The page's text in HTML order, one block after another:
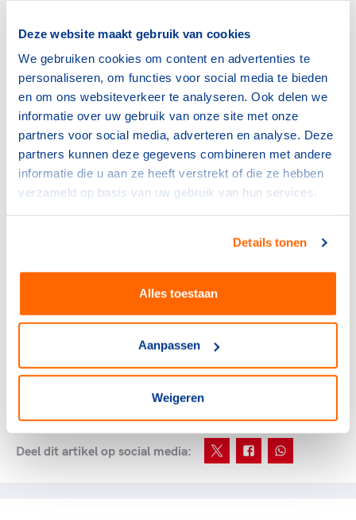
Deze website maakt gebruik van cookies
We gebruiken cookies om content en advertenties te
personaliseren, om functies voor social media te bieden
en om ons websiteverkeer te analyseren. Ook delen we
informatie over uw gebruik van onze site met onze
partners voor social media, adverteren en analyse. Deze
partners kunnen deze gegevens combineren met andere
informatie die u aan ze heeft verstrekt of die ze hebben
verzameld op basis van uw gebruik van hun services.
Details tonen
Alles toestaan
Aanpassen
Weigeren
Paralympisch chef de mission Esther Vergeer: "De
teamoverdracht is een moment waarop je voelt dat de
Spelen weer een stap dichterbij zijn. En TeamNL is klaar
voor Beijing."
Op dit moment zijn achttien langebaanschaatsers, acht
shorttrackers en kunstrijdster Van Zundert zeker van
een ticket naar de Olympische Spelen in Beijing. Daar
worden nog twee shorttrackers aan toegevoegd. In
andere sporten vinden nog kwalificaties en voordrachten
ploeg waarmee TeamNL naar Beijing reist, wordt later
De paralympiërs hebben nog een maand langer om zich
voor te bereiden op Beijing. Van 8 tot en met 23 januari
vinden de wereldkampioenschappen parasnowboarden
en para-alpineskiën plaats in Lillehammer. De
paralympische vlaggendragers worden op een later
moment bekendgemaakt.
Deel dit artikel op social media: